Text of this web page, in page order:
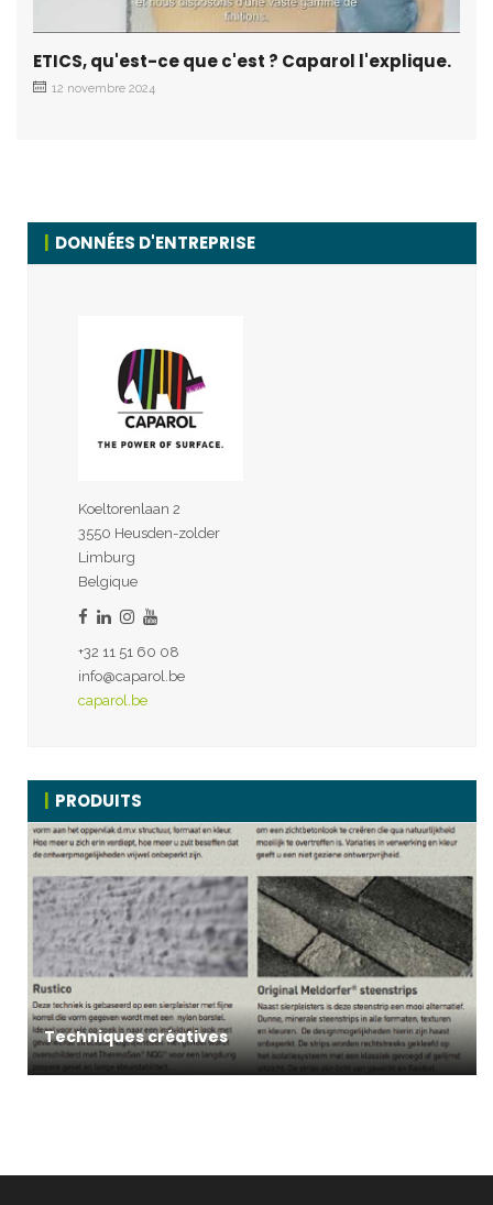
ETICS, qu'est-ce que c'est ? Caparol l'explique.
12 novembre 2024
DONNÉES D'ENTREPRISE
Koeltorenlaan 2
3550 Heusden-zolder
Limburg
Belgique
+32 11 51 60 08
info@caparol.be
caparol.be
PRODUITS
Techniques créatives